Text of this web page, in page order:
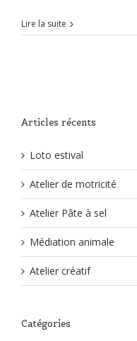
Lire la suite
Articles récents
Loto estival
Atelier de motricité
Atelier Pâte à sel
Médiation animale
Atelier créatif
Catégories